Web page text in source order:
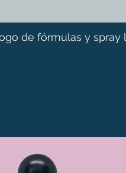
de fórmulas y spray